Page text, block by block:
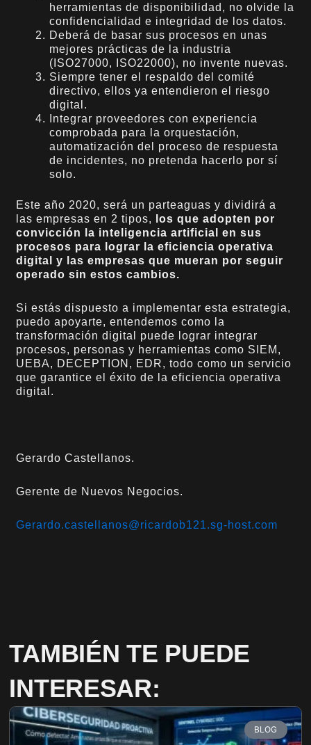
herramientas de disponibilidad, no olvide la
confidencialidad e integridad de los datos.
Deberá de basar sus procesos en unas
mejores prácticas de la industria
(ISO27000, ISO22000), no invente nuevas.
Siempre tener el respaldo del comité
directivo, ellos ya entendieron el riesgo
digital.
Integrar proveedores con experiencia
comprobada para la orquestación,
automatización del proceso de respuesta
de incidentes, no pretenda hacerlo por sí
solo.
Este año 2020, será un parteaguas y dividirá a
las empresas en 2 tipos,
los que adopten por
convicción la inteligencia artificial en sus
procesos para lograr la eficiencia operativa
digital y las empresas que mueran por seguir
operado sin estos cambios.
Si estás dispuesto a implementar esta estrategia,
puedo apoyarte, entendemos como la
transformación digital puede lograr integrar
procesos, personas y herramientas como SIEM,
UEBA, DECEPTION, EDR, todo como un servicio
que garantice el éxito de la eficiencia operativa
digital.
Gerardo Castellanos.
Gerente de Nuevos Negocios.
Gerardo.castellanos@ricardob121.sg-host.com
TAMBIÉN TE PUEDE
INTERESAR:
BLOG